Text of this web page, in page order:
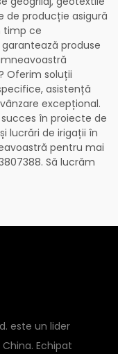
de producție asigură
timp ce
produse
Oferim soluții
asistență
excepțional.
în proiecte de
lucrări de irigații în
pentru mai
Să lucrăm
este un lider
Echipat